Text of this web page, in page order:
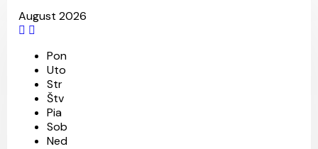
August 2026
Pon
Uto
Str
Štv
Pia
Sob
Ned